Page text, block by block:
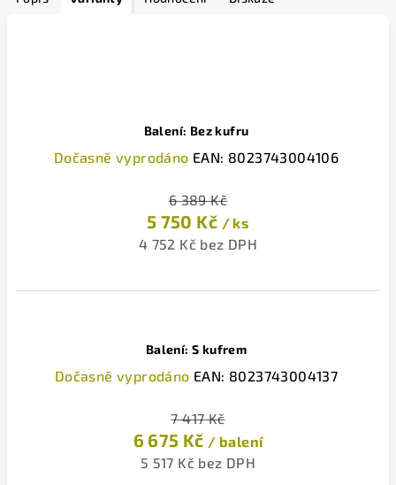
Balení: Bez kufru
Dočasně vyprodáno EAN: 8023743004106
6 389 Kč
5 750 Kč / ks
4 752 Kč bez DPH
Balení: S kufrem
Dočasně vyprodáno EAN: 8023743004137
7 417 Kč
6 675 Kč / balení
5 517 Kč bez DPH